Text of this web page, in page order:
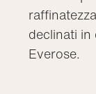
declinati in
Everose.